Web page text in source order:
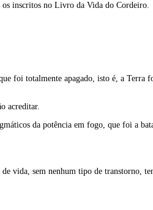
os inscritos no Livro da Vida do Cordeiro.
foi totalmente apagado, isto é, a
acreditar.
da potência em fogo, que foi a
vida, sem nenhum tipo de transtorno,